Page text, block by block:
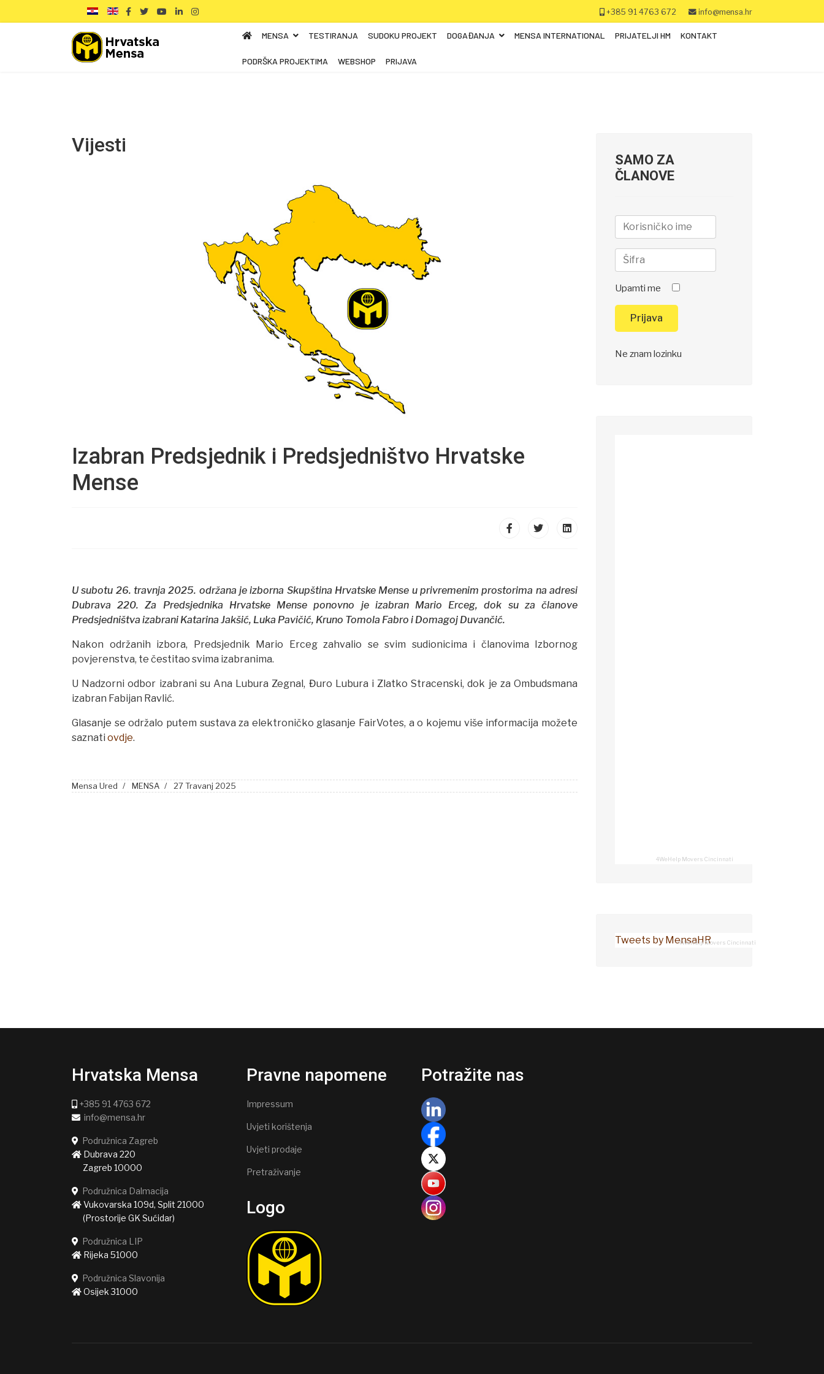
+385 91 4763 672 info@mensa.hr
MENSA TESTIRANJA SUDOKU PROJEKT DOGAĐANJA MENSA INTERNATIONAL PRIJATELJI HM KONTAKT
PODRŠKA PROJEKTIMA WEBSHOP PRIJAVA
Vijesti
Izabran Predsjednik i Predsjedništvo Hrvatske
Mense
U subotu 26. travnja 2025. održana je izborna Skupština Hrvatske Mense u privremenim prostorima na adresi
Dubrava 220. Za Predsjednika Hrvatske Mense ponovno je izabran Mario Erceg,dok su za članove
Predsjedništva izabrani Katarina Jakšić, Luka Pavičić, Kruno Tomola Fabro i Domagoj Duvančić.
Nakon održanih izbora, Predsjednik Mario Erceg zahvalio se svim sudionicima i članovima Izbornog
povjerenstva, te čestitao svima izabranima.
U Nadzorni odbor izabrani su Ana Lubura Zegnal, Đuro Lubura i Zlatko Stracenski, dok je za Ombudsmana
izabran Fabijan Ravlić.
Glasanje se održalo putem sustava za elektroničko glasanje FairVotes, a o kojemu više informacija možete
saznati ovdje.
Mensa Ured MENSA 27 Travanj 2025
SAMO ZA
ČLANOVE
Upamti me
Prijava
Ne znam lozinku
4WeHelp Movers Cincinnati
Tweets by MensaHR4WeHelp Movers Cincinnati
Hrvatska Mensa
+385 91 4763 672
info@mensa.hr
Podružnica Zagreb
Dubrava 220
Zagreb 10000
Podružnica Dalmacija
Vukovarska 109d, Split 21000
(Prostorije GK Sućidar)
Podružnica LIP
Rijeka 51000
Podružnica Slavonija
Osijek 31000
Pravne napomene
Impressum
Uvjeti korištenja
Uvjeti prodaje
Pretraživanje
Logo
Potražite nas